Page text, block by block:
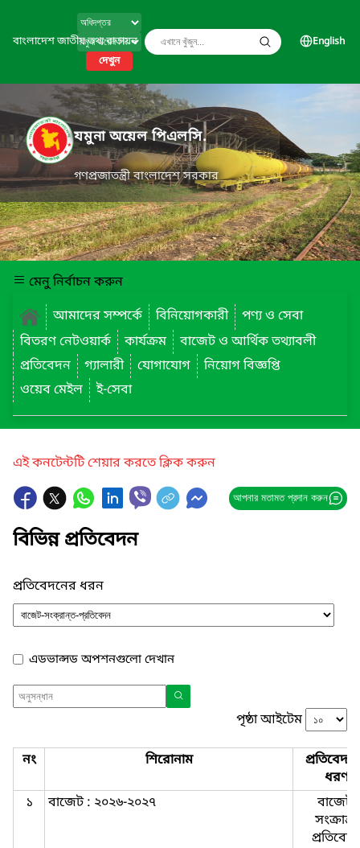
বাংলাদেশ জাতীয় তথ্য বাতায়ন
দেখুন
English
যমুনা অয়েল পিএলসি.
গণপ্রজাতন্ত্রী বাংলাদেশ সরকার
মেনু নির্বাচন করুন
আমাদের সম্পর্কে
বিনিয়োগকারী
পণ্য ও সেবা
বিতরণ নেটওয়ার্ক
কার্যক্রম
বাজেট ও আর্থিক তথ্যাবলী
প্রতিবেদন
গ্যালারী যোগাযোগ
নিয়োগ বিজ্ঞপ্তি
ওয়েব মেইল
ই-সেবা
এই কনটেন্টটি শেয়ার করতে ক্লিক করুন
আপনার মতামত প্রদান করুন
বিভিন্ন প্রতিবেদন
প্রতিবেদনের ধরন
এডভান্সড অপশনগুলো দেখান
পৃষ্ঠা আইটেম
নং শিরোনাম
ধরণ
১
বাজেট : ২০২৬-২০২৭
বাজেট-
সংক্রান্ত-